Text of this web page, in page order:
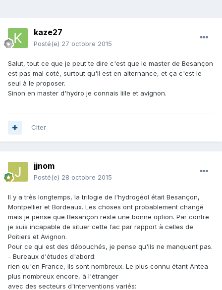
kaze27
Posté(e) 27 octobre 2015
Salut, tout ce que je peut te dire c'est que le master de Besançon
est pas mal coté, surtout qu'il est en alternance, et ça c'est le
seul à le proposer.
Sinon en master d'hydro je connais lille et avignon.
Citer
jjnom
Posté(e) 28 octobre 2015
Il y a très longtemps, la trilogie de l'hydrogéol était Besançon,
Montpellier et Bordeaux. Les choses ont probablement changé
mais je pense que Besançon reste une bonne option. Par contre
je suis incapable de situer cette fac par rapport à celles de
Poitiers et Avignon.
Pour ce qui est des débouchés, je pense qu'ils ne manquent pas.
- Bureaux d'études d'abord:
rien qu'en France, ils sont nombreux. Le plus connu étant Antea
plus nombreux encore, à l'étranger
avec des secteurs d'interventions variés: